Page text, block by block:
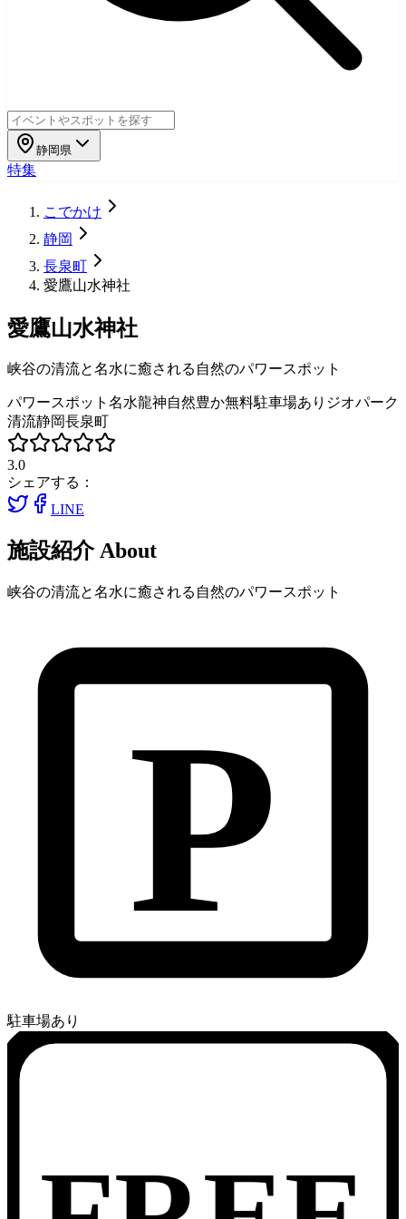
静岡県
特集
こでかけ
静岡
長泉町
愛鷹山水神社
愛鷹山水神社
峡谷の清流と名水に癒される自然のパワースポット
パワースポット 名水龍神自然豊か無料駐車場あり ジオパーク
清流静岡長泉町
3.0
シェアする：
LINE
施設紹介 About
峡谷の清流と名水に癒される自然のパワースポット
P
駐車場あり